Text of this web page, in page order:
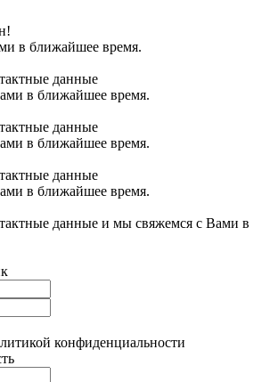
в ближайшее время.
данные
в ближайшее время.
данные
в ближайшее время.
данные
в ближайшее время.
данные и мы свяжемся с Вами в
конфиденциальности